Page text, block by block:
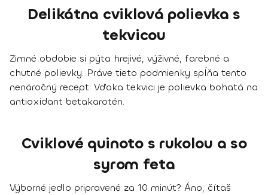
Delikátna cviklová polievka s
tekvicou
Zimné obdobie si pýta hrejivé, výživné, farebné a
chutné polievky. Práve tieto podmienky spĺňa tento
nenáročný recept. Vďaka tekvici je polievka bohatá na
antioxidant betakarotén.
Cviklové quinoto s rukolou a so
syrom feta
Výborné jedlo pripravené za 10 minút? Áno, čítaš